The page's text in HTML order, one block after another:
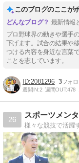
このブログのここが
最新情報
プロ野球界の動きや選手
下げます。試合の結果や
つける内容を身近な言葉
ことを志しています。
2081296 3
週間IN:2 週間OUT:478
26
スポーツメン